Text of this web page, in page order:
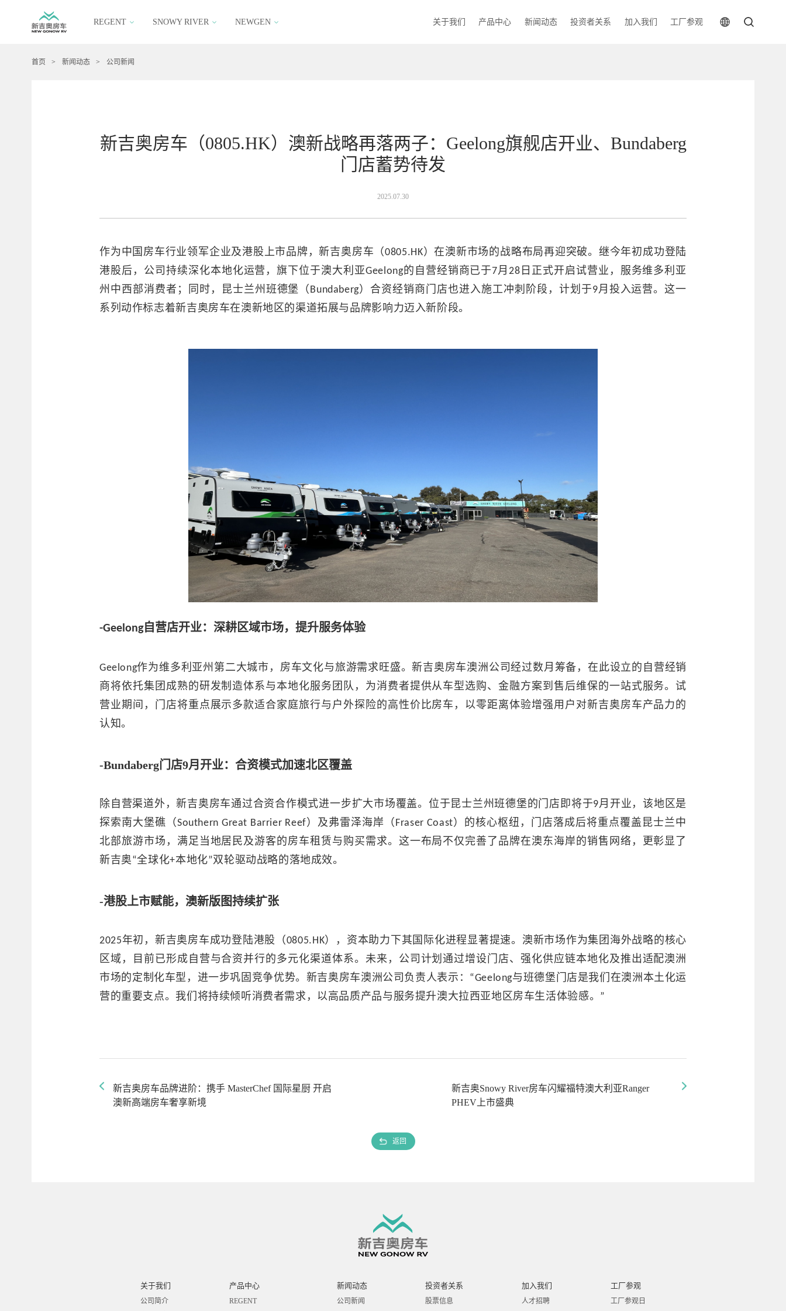
REGENT SNOWY RIVER NEWGEN 关于我们 产品中心 新闻动态 投资者关系 加入我们 工厂参观
首页 > 新闻动态 > 公司新闻
新吉奥房车（0805.HK）澳新战略再落两子：Geelong旗舰店开业、Bundaberg
门店蓄势待发
2025.07.30
作为中国房车行业领军企业及港股上市品牌，新吉奥房车（0805.HK）在澳新市场的战略布局再迎突破。继今年初成功登陆
港股后，公司持续深化本地化运营，旗下位于澳大利亚Geelong的自营经销商已于7月28日正式开启试营业，服务维多利亚
州中西部消费者；同时，昆士兰州班德堡（Bundaberg）合资经销商门店也进入施工冲刺阶段，计划于9月投入运营。这一
系列动作标志着新吉奥房车在澳新地区的渠道拓展与品牌影响力迈入新阶段。
-Geelong自营店开业：深耕区域市场，提升服务体验
Geelong作为维多利亚州第二大城市，房车文化与旅游需求旺盛。新吉奥房车澳洲公司经过数月筹备，在此设立的自营经销
商将依托集团成熟的研发制造体系与本地化服务团队，为消费者提供从车型选购、金融方案到售后维保的一站式服务。试
营业期间，门店将重点展示多款适合家庭旅行与户外探险的高性价比房车，以零距离体验增强用户对新吉奥房车产品力的
认知。
-Bundaberg门店9月开业：合资模式加速北区覆盖
除自营渠道外，新吉奥房车通过合资合作模式进一步扩大市场覆盖。位于昆士兰州班德堡的门店即将于9月开业，该地区是
探索南大堡礁（Southern Great Barrier Reef）及弗雷泽海岸（Fraser Coast）的核心枢纽，门店落成后将重点覆盖昆士兰中
北部旅游市场，满足当地居民及游客的房车租赁与购买需求。这一布局不仅完善了品牌在澳东海岸的销售网络，更彰显了
新吉奥“全球化+本地化”双轮驱动战略的落地成效。
-港股上市赋能，澳新版图持续扩张
2025年初，新吉奥房车成功登陆港股（0805.HK），资本助力下其国际化进程显著提速。澳新市场作为集团海外战略的核心
区域，目前已形成自营与合资并行的多元化渠道体系。未来，公司计划通过增设门店、强化供应链本地化及推出适配澳洲
市场的定制化车型，进一步巩固竞争优势。新吉奥房车澳洲公司负责人表示：“Geelong与班德堡门店是我们在澳洲本土化运
营的重要支点。我们将持续倾听消费者需求，以高品质产品与服务提升澳大拉西亚地区房车生活体验感。”
新吉奥房车品牌进阶：携手 MasterChef 国际星厨 开启
澳新高端房车奢享新境
新吉奥Snowy River房车闪耀福特澳大利亚Ranger
PHEV上市盛典
返回
关于我们
公司简介
产品中心
REGENT
新闻动态
公司新闻
投资者关系
股票信息
加入我们
人才招聘
工厂参观
工厂参观日